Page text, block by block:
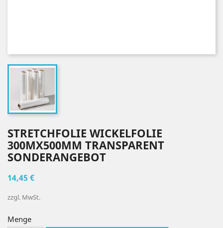
STRETCHFOLIE WICKELFOLIE
300MX500MM TRANSPARENT
SONDERANGEBOT
14,45 €
zzgl. MwSt.
Menge